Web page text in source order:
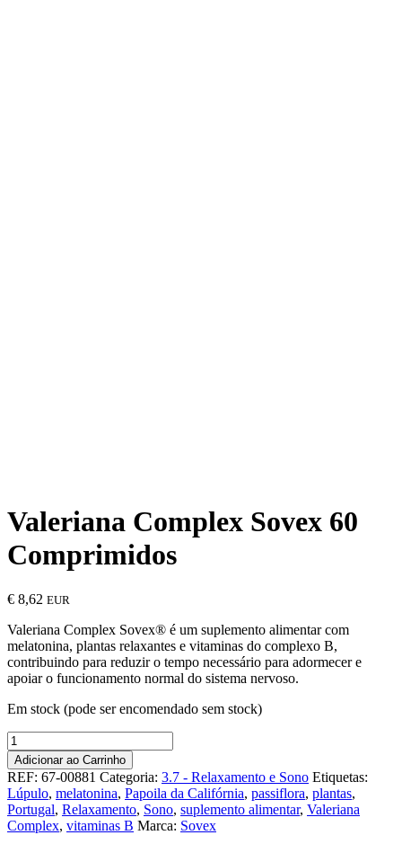
Valeriana Complex Sovex 60
Comprimidos
€ 8,62 EUR
Valeriana Complex Sovex® é um suplemento alimentar com
melatonina, plantas relaxantes e vitaminas do complexo B,
contribuindo para reduzir o tempo necessário para adormecer e
apoiar o funcionamento normal do sistema nervoso.
Em stock (pode ser encomendado sem stock)
Quantidade
de
Valeriana
Complex
Sovex
60
Comprimidos
Adicionar ao Carrinho
REF: 67-00881 Categoria: 3.7 - Relaxamento e Sono Etiquetas:
Lúpulo, melatonina, Papoila da Califórnia, passiflora, plantas,
Portugal, Relaxamento, Sono, suplemento alimentar, Valeriana
Complex, vitaminas B Marca: Sovex